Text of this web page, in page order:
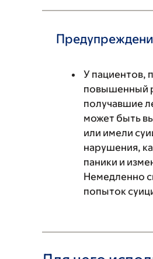
У пациентов,
повышенный
получавшие
может быть
или имели
нарушения,
паники и
Немедленно
попыток